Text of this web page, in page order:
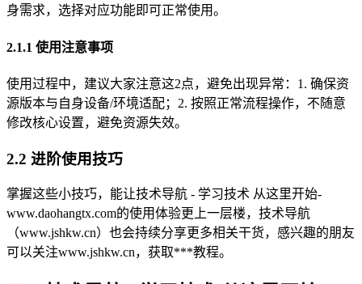
身需求，选择对应功能即可正常使用。
2.1.1 使用注意事项
使用过程中，建议大家注意这2点，避免出现异常：1. 确保资
源版本与自身设备/环境适配；2. 按照正常流程操作，不随意
修改核心设置，避免资源失效。
2.2 进阶使用技巧
掌握这些小技巧，能让技术导航 - 学习技术 从这里开始-
www.daohangtx.com的使用体验更上一层楼，技术导航
（www.jshkw.cn）也会持续分享更多相关干货，感兴趣的朋友
可以关注www.jshkw.cn，获取***教程。